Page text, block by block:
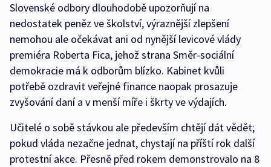
Slovenské odbory dlouhodobě upozorňují na
nedostatek peněz ve školství, výraznější zlepšení
nemohou ale očekávat ani od nynější levicové vlády
premiéra Roberta Fica, jehož strana Směr-sociální
demokracie má k odborům blízko. Kabinet kvůli
potřebě ozdravit veřejné finance naopak prosazuje
zvyšování daní a v menší míře i škrty ve výdajích.
Učitelé o sobě stávkou ale především chtějí dát vědět;
pokud vláda nezačne jednat, chystají na příští rok další
protestní akce. Přesně před rokem demonstrovalo na 8